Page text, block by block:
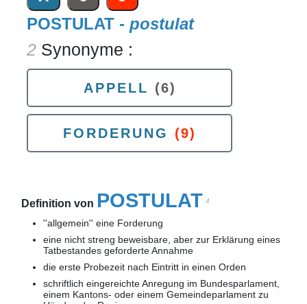
POSTULAT - postulat
2 Synonyme :
APPELL (6)
FORDERUNG (9)
Definition von POSTULAT 4
''allgemein'' eine Forderung
eine nicht streng beweisbare, aber zur Erklärung eines
Tatbestandes geforderte Annahme
die erste Probezeit nach Eintritt in einen Orden
schriftlich eingereichte Anregung im Bundesparlament,
einem Kantons- oder einem Gemeindeparlament zu